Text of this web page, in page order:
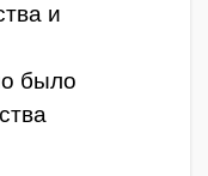
и
было